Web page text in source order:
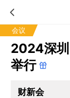
会议
2024深
举行
财新会